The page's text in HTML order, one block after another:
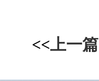
<<上一篇